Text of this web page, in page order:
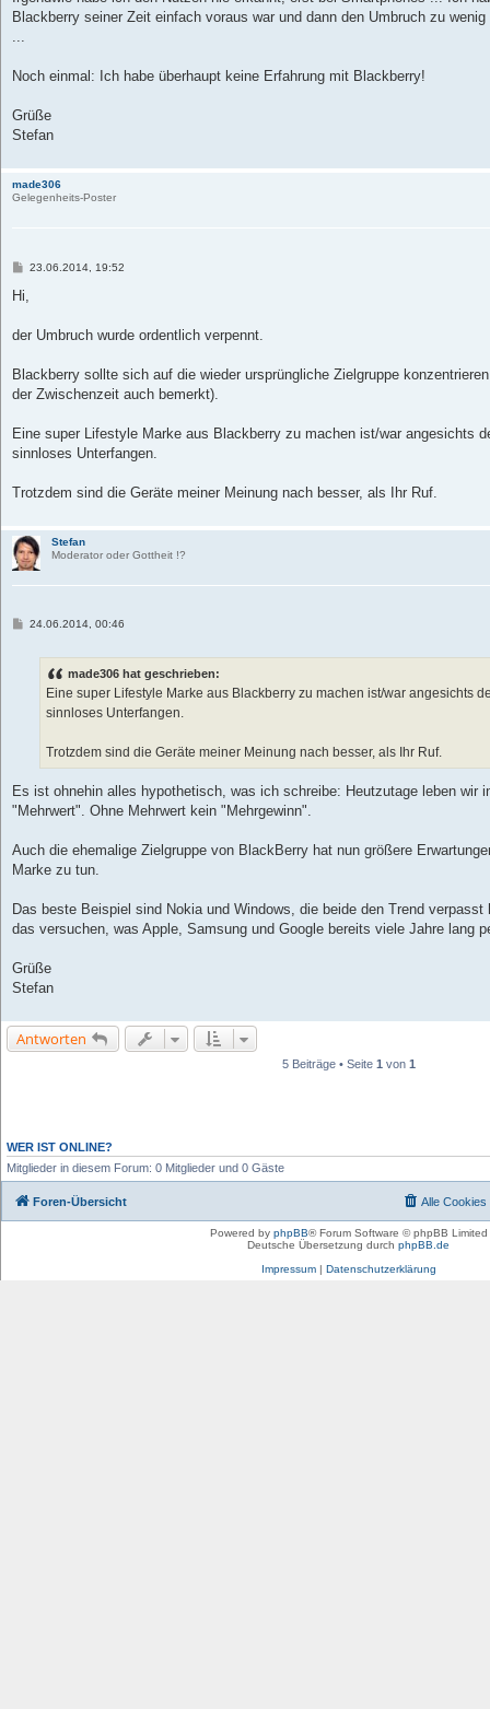
Blackberry seiner Zeit einfach voraus war und dann den Umbruch zu
...
Noch einmal: Ich habe überhaupt keine Erfahrung mit Blackberry!
Grüße
Stefan
made306
Gelegenheits-Poster
B
t
a
23.06.2014, 19:52
Hi,
der Umbruch wurde ordentlich verpennt.
Blackberry sollte sich auf die wieder ursprüngliche Zielgruppe
der Zwischenzeit auch bemerkt).
Eine super Lifestyle Marke aus Blackberry zu machen ist/war angesichts
sinnloses Unterfangen.
Trotzdem sind die Geräte meiner Meinung nach besser, als Ihr Ruf.
Stefan
Moderator oder Gottheit !?
B24.06.2014, 00:46
made306 hat geschrieben:
Eine super Lifestyle Marke aus Blackberry zu machen ist/war angesichts
sinnloses Unterfangen.
Trotzdem sind die Geräte meiner Meinung nach besser, als Ihr Ruf.
Es ist ohnehin alles hypothetisch, was ich schreibe: Heutzutage leben wir
"Mehrwert". Ohne Mehrwert kein "Mehrgewinn".
Auch die ehemalige Zielgruppe von BlackBerry hat nun größere
Marke zu tun.
Das beste Beispiel sind Nokia und Windows, die beide den Trend verpasst
das versuchen, was Apple, Samsung und Google bereits viele Jahre lang
Grüße
Stefan
Antworten
5 Beiträge • Seite 1 von 1
WER IST ONLINE?
Mitglieder in diesem Forum: 0 Mitglieder und 0 Gäste
Foren-Übersicht Alle Cookies
Powered by phpBB® Forum Software © phpBB Limited
Deutsche Übersetzung durch phpBB.de
Impressum| Datenschutzerklärung